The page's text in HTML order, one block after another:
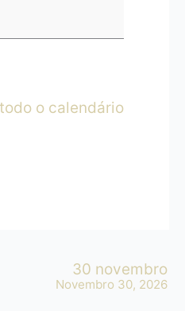
o calendário
30 novembro
Novembro 30, 2026